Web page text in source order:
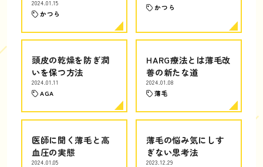
2024.01.15
かつら
かつら
頭皮の乾燥を防ぎ潤
いを保つ方法
2024.01.11
AGA
HARG療法とは薄毛改
善の新たな道
2024.01.08
薄毛
医師に聞く薄毛と高
血圧の実態
2024.01.05
薄毛の悩み気にしす
ぎない思考法
2023.12.29